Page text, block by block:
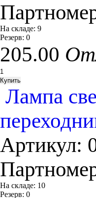
На складе: 9
Резерв: 0
205.00
Лампа
Артикул:
На складе: 10
Резерв: 0